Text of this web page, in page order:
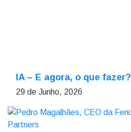
IA – E agora, o que fazer?
29 de Junho, 2026